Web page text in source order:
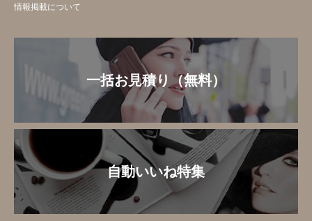
情報掲載について
一括お見積り（無料）
自動いいね特集